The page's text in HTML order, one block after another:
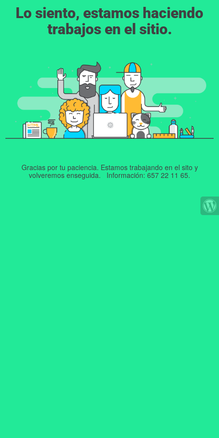
Lo siento, estamos haciendo
trabajos en el sitio.
Gracias por tu paciencia. Estamos trabajando en el sito y
volveremos enseguida. Información: 657 22 11 65.